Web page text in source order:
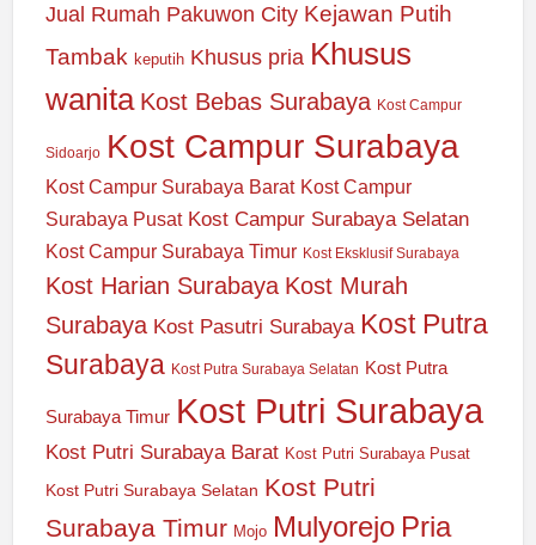
Jual Rumah Pakuwon City Kejawan Putih
Tambak keputih Khusus pria Khusus
wanita Kost Bebas Surabaya Kost Campur
Sidoarjo Kost Campur Surabaya
Kost Campur Surabaya Barat Kost Campur
Surabaya Pusat Kost Campur Surabaya Selatan
Kost Campur Surabaya Timur Kost Eksklusif Surabaya
Kost Harian Surabaya Kost Murah
Surabaya Kost Pasutri Surabaya Kost Putra
Surabaya Kost Putra Surabaya Selatan Kost Putra
Surabaya Timur Kost Putri Surabaya
Kost Putri Surabaya Barat Kost Putri Surabaya Pusat
Kost Putri Surabaya Selatan Kost Putri
Surabaya Timur Mojo Mulyorejo Pria